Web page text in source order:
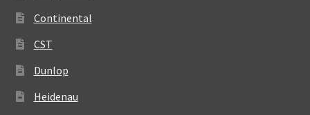
Continental
CST
Dunlop
Heidenau